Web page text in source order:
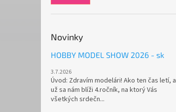
Novinky
HOBBY MODEL SHOW 2026 - sk
3.7.2026
Úvod: Zdravím modelári! Ako ten čas letí, a
už sa nám blíži 4.ročník, na ktorý Vás
všetkých srdečn...